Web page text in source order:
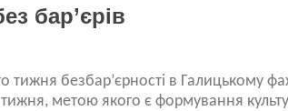
бар’єрів
тижня безбар’єрності в Галицькому
метою якого є формування